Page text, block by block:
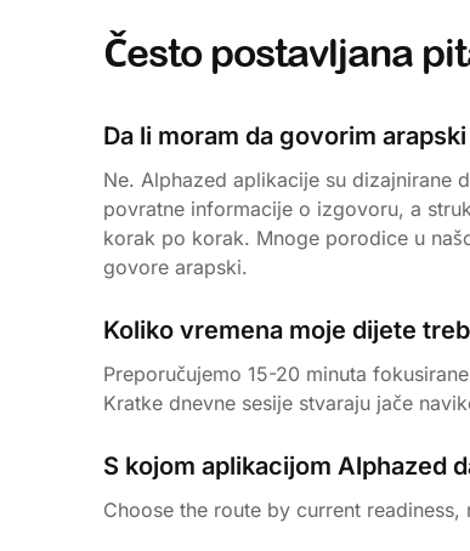
Često postavljana
Da li moram da govorim
Ne. Alphazed aplikacije su dizajnirane
povratne informacije o izgovoru, a
korak po korak. Mnoge porodice u
govore arapski.
Koliko vremena moje dijete
Preporučujemo 15-20 minuta
Kratke dnevne sesije stvaraju jače
S kojom aplikacijom Alphazed
Choose the route by current